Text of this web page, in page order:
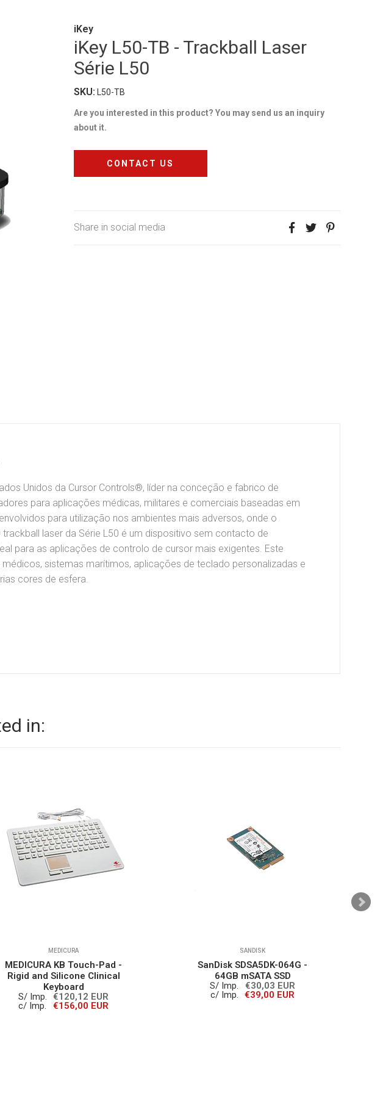
iKey
iKey L50-TB - Trackball Laser
Série L50
SKU: L50-TB
Are you interested in this product? You may send us an inquiry
about it.
CONTACT US
Share in social media
Unidos da Cursor Controls®, líder na conceção e fabrico de
para aplicações médicas, militares e comerciais baseadas em
para utilização nos ambientes mais adversos, onde o
laser da Série L50 é um dispositivo sem contacto de
para as aplicações de controlo de cursor mais exigentes. Este
sistemas marítimos, aplicações de teclado personalizadas e
cores de esfera.
in:
MEDICURA
MEDICURA KB Touch-Pad -
Rigid and Silicone Clinical
Keyboard
S/ Imp.
€120,12 EUR
c/ Imp.
€156,00 EUR
SANDISK
SanDisk SDSA5DK-064G -
64GB mSATA SSD
S/ Imp.
€30,03 EUR
c/ Imp.
€39,00 EUR